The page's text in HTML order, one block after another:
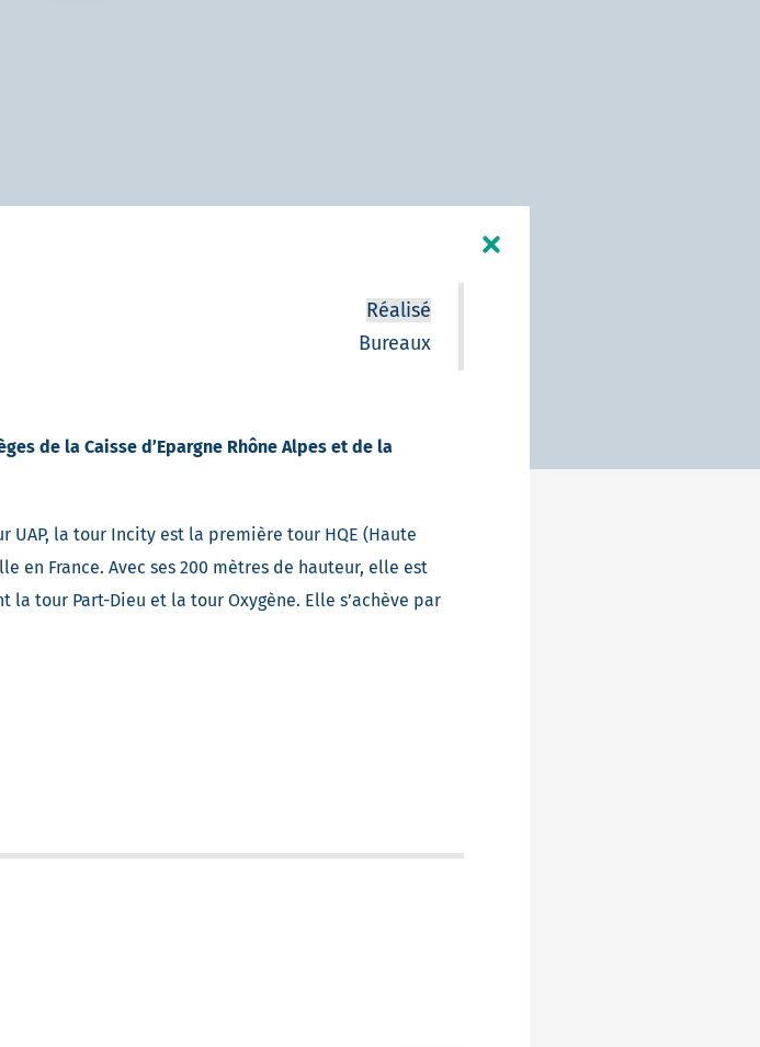
Réalisé
Bureaux
de la Caisse d’Epargne Rhône Alpes et de la
UAP, la tour Incity est la première tour HQE (Haute
en France. Avec ses 200 mètres de hauteur, elle est
la tour Part-Dieu et la tour Oxygène. Elle s’achève par